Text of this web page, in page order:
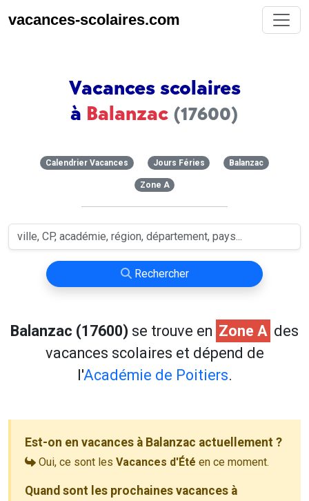
vacances-scolaires.com
Vacances scolaires
à Balanzac (17600)
Calendrier Vacances Jours Féries Balanzac
Zone A
Rechercher
Balanzac (17600) se trouve en Zone A des
vacances scolaires et dépend de
l'Académie de Poitiers.
Est-on en vacances à Balanzac actuellement ?
Oui, ce sont les Vacances d'Été en ce moment.
Quand sont les prochaines vacances à